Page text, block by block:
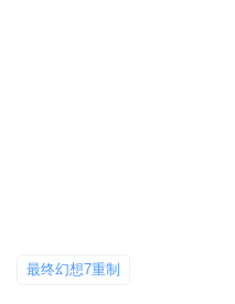
最终幻想7重制